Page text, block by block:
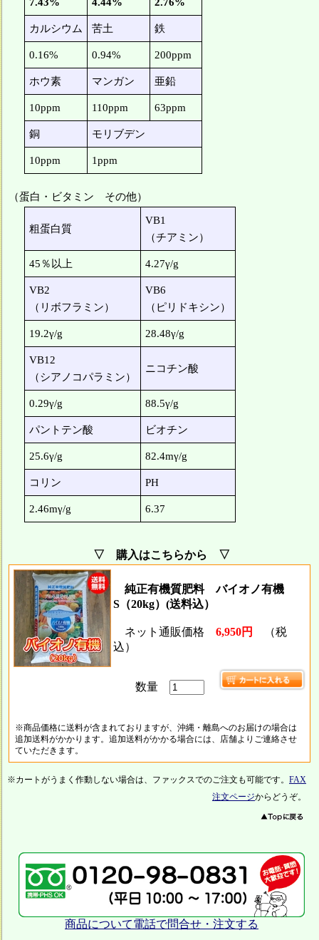
カルシウム 苦土 鉄
0.16% 0.94% 200ppm
ホウ素 マンガン 亜鉛
10ppm 110ppm 63ppm
銅 モリブデン
10ppm 1ppm
（蛋白・ビタミン その他）
粗蛋白質
VB1
（チアミン）
45％以上 4.27γ/g
VB2
（リボフラミン）
VB6
（ピリドキシン）
19.2γ/g 28.48γ/g
VB12
（シアノコパラミン）
ニコチン酸
0.29γ/g 88.5γ/g
パントテン酸 ビオチン
25.6γ/g 82.4mγ/g
コリン PH
2.46mγ/g 6.37
▽ 購入はこちらから ▽
純正有機質肥料 バイオノ有機
S（20kg）(送料込）
ネット通販価格 6,950円
（税
込）
数量
※商品価格に送料が含まれておりますが、沖縄・離島へのお届けの場合は
追加送料がかかります。追加送料がかかる場合には、店舗よりご連絡させ
ていただきます。
※カートがうまく作動しない場合は、ファックスでのご注文も可能です。 FAX
注文ページからどうぞ。
商品について電話で問合せ・注文する